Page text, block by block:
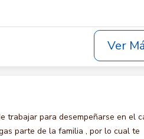
Ver
trabajar para desempeñarse en el
parte de la familia , por lo cual te